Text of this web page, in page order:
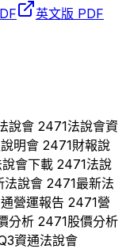
英文版 PDF
說會 2471法說會資
明會 2471財報說
會下載 2471法說
法說會 2471最新法
營運報告 2471營
分析 2471股價分析
3資通法說會